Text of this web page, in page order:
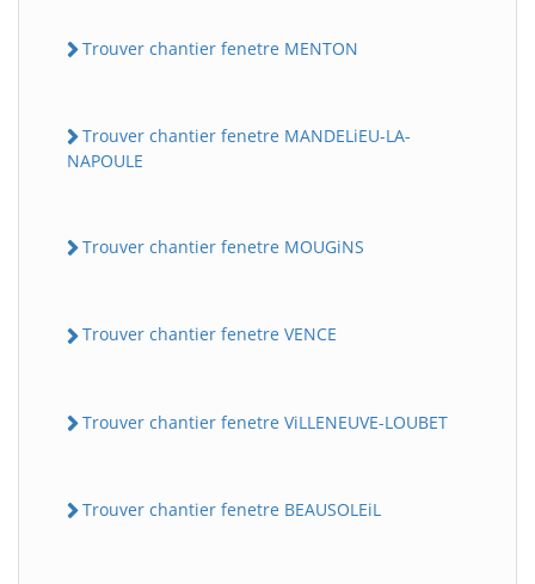
Trouver chantier fenetre MENTON
Trouver chantier fenetre MANDELiEU-LA-
NAPOULE
Trouver chantier fenetre MOUGiNS
Trouver chantier fenetre VENCE
Trouver chantier fenetre ViLLENEUVE-LOUBET
Trouver chantier fenetre BEAUSOLEiL